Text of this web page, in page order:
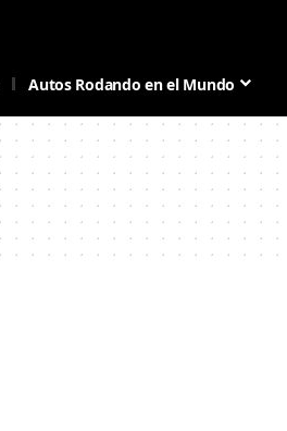
Autos Rodando en el Mundo